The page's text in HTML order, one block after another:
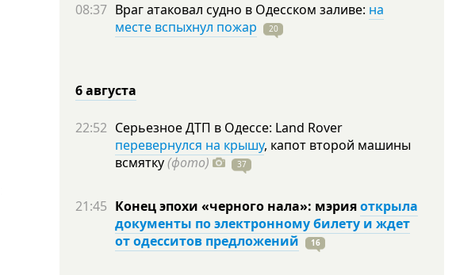
08:37 Враг атаковал судно в Одесском заливе: на
месте вспыхнул пожар
20
6 августа
22:52 Серьезное ДТП в Одессе: Land Rover
перевернулся на крышу, капот второй машины
всмятку(фото) 37
21:45 Конец эпохи «черного нала»: мэрияоткрыла
документы по электронному билету и ждет
от одесситов предложений
16